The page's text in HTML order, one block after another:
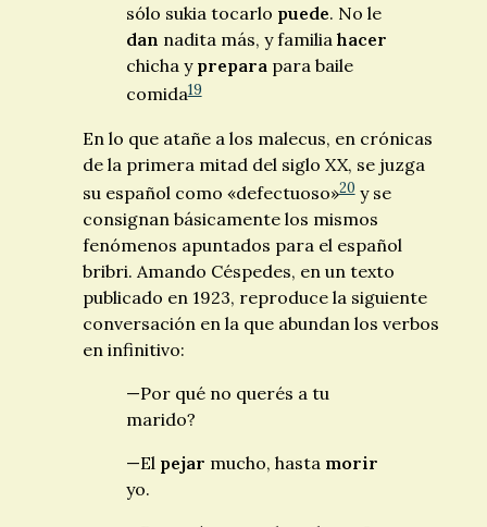
sólo sukia tocarlo puede. No le
dan nadita más, y familia hacer
chicha y preparapara baile
comida19
En lo que atañe a los malecus, en crónicas
de la primera mitad del siglo XX, se juzga
su español como «defectuoso»20y se
consignan básicamente los mismos
fenómenos apuntados para el español
bribri. Amando Céspedes, en un texto
publicado en 1923, reproduce la siguiente
conversación en la que abundan los verbos
en infinitivo:
—Por qué no querés a tu
marido?
—El pejar mucho, hasta morir
yo.